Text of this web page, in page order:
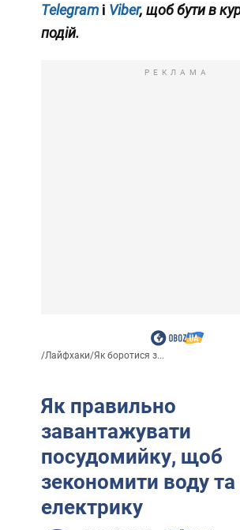
Telegram і Viber, щоб бути в
подій.
РЕКЛАМА
/Лайфхаки/Як боротися з...
Як правильно
завантажувати
посудомийку, щоб
зекономити воду та
електрику